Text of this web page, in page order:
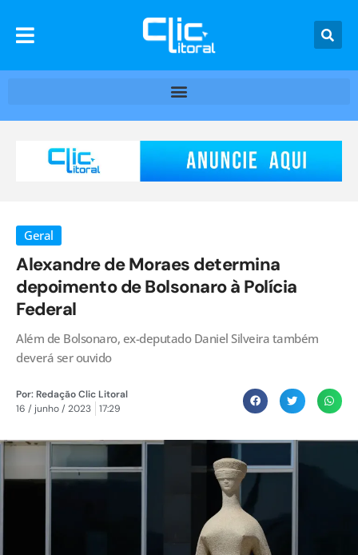
Geral
Alexandre de Moraes determina
depoimento de Bolsonaro à Polícia
Federal
Além de Bolsonaro, ex-deputado Daniel Silveira também
deverá ser ouvido
Por:Redação Clic Litoral
16 / junho / 2023
17:29